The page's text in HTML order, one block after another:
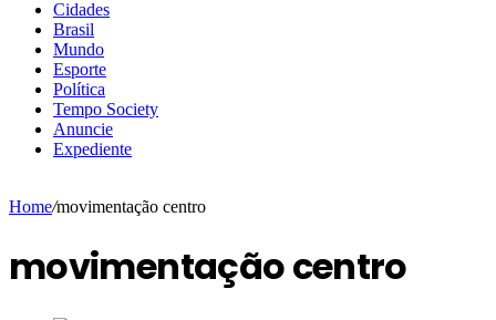
Cidades
Brasil
Mundo
Esporte
Política
Tempo Society
Anuncie
Expediente
Home/movimentação centro
movimentação centro